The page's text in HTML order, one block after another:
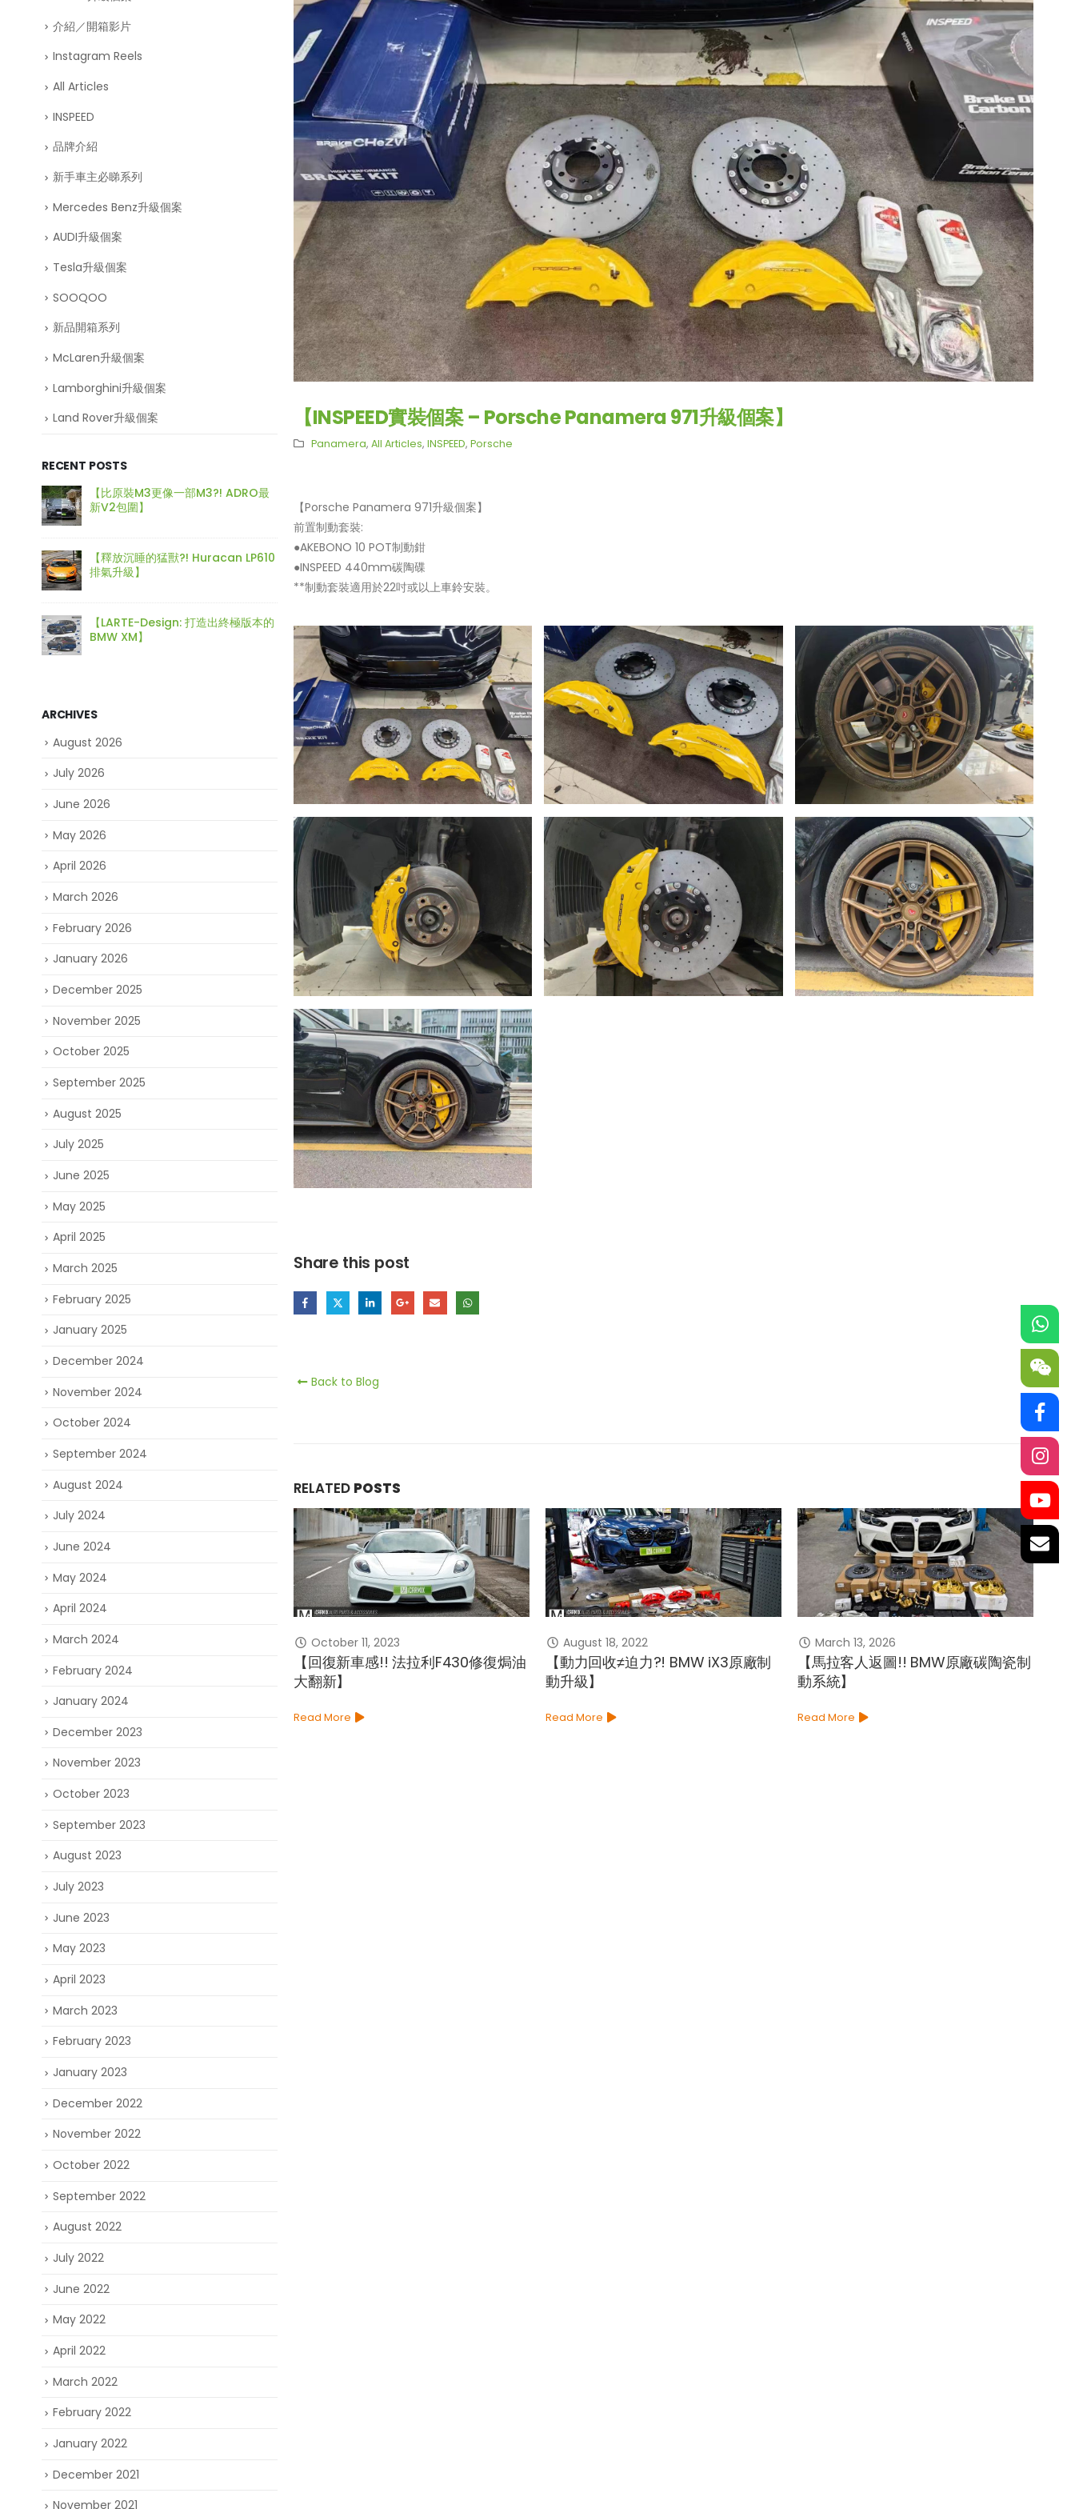
【INSPEED實裝個案 – Porsche Panamera 971升級個案】
Panamera, All Articles, INSPEED, Porsche
【Porsche Panamera 971升級個案】
前置制動套裝:
●AKEBONO 10 POT制動鉗
●INSPEED 440mm碳陶碟
**制動套裝適用於22吋或以上車鈴安裝。
Share this post
Back to Blog
RELATED POSTS
March 29, 2023
【安全切線!! 平治CLA升級原廠盲點
輔助系統】
October 11, 2023
【回復新車感!! 法拉利F430修復焗油
大翻新】
Read More
August 18, 2022
【動力回收≠迫力?! BMW iX3原廠制
動升級】
Read More
March 13, 2026
【馬拉客人返圖!! BMW原廠碳陶瓷制
動系統】
Read More
介紹／開箱影片
Instagram Reels
All Articles
INSPEED
品牌介紹
新手車主必睇系列
Mercedes Benz升級個案
AUDI升級個案
Tesla升級個案
SOOQOO
新品開箱系列
McLaren升級個案
Lamborghini升級個案
Land Rover升級個案
RECENT POSTS
【比原裝M3更像一部M3?! ADRO最
新V2包圍】
【釋放沉睡的猛獸?! Huracan LP610
排氣升級】
【LARTE-Design: 打造出終極版本的
BMW XM】
身迷你G-Class】
【打造一部更簡潔有力的Honda
Type-R FL5?!】
【電車買鈴有什麼要注意!! 承重能力
好重要!!】
【全球限量一部!! McLaren 650S
Project Kilo升級攻略】
【LARTE-Design: 打造出終極版本的
BMW XM】
ARCHIVES
August 2026
July 2026
June 2026
May 2026
April 2026
March 2026
February 2026
January 2026
December 2025
November 2025
October 2025
September 2025
August 2025
July 2025
June 2025
May 2025
April 2025
March 2025
February 2025
January 2025
December 2024
November 2024
October 2024
September 2024
August 2024
July 2024
June 2024
May 2024
April 2024
March 2024
February 2024
January 2024
December 2023
November 2023
October 2023
September 2023
August 2023
July 2023
June 2023
May 2023
April 2023
March 2023
February 2023
January 2023
December 2022
November 2022
October 2022
September 2022
August 2022
July 2022
June 2022
May 2022
April 2022
March 2022
February 2022
January 2022
December 2021
November 2021